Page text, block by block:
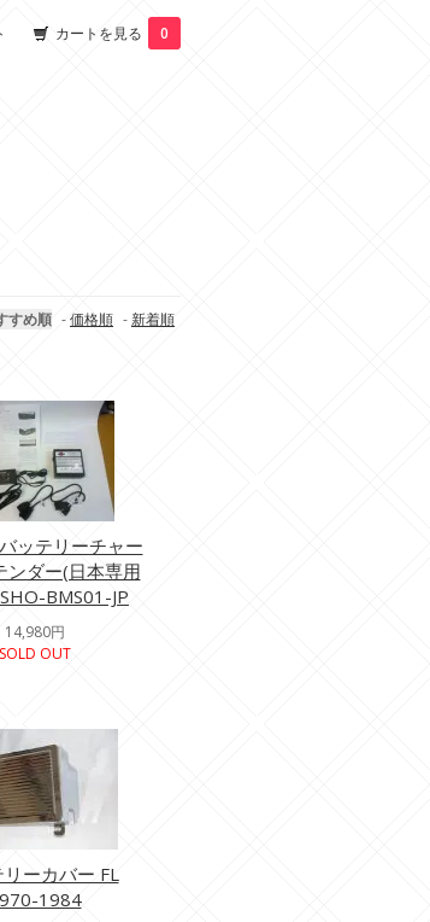
カートを見る 0
すめ順 -価格順 -新着順
ッテリーチャー
ンダー(日本専用
BMS01-JP
14,980円
SOLD OUT
ーカバー FL
1984